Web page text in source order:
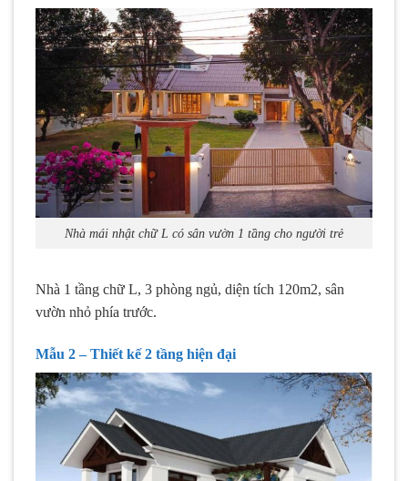
Nhà mái nhật chữ L có sân vườn 1 tầng cho người trẻ
Nhà 1 tầng chữ L, 3 phòng ngủ, diện tích 120m2, sân
vườn nhỏ phía trước.
Mẫu 2 – Thiết kế 2 tầng hiện đại